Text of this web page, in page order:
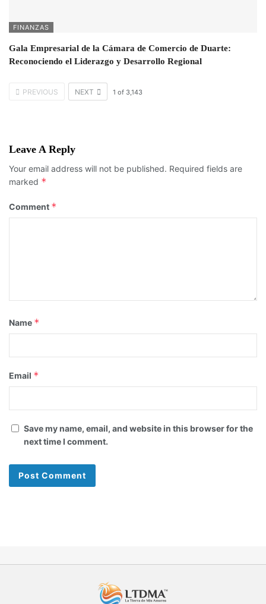
FINANZAS
Gala Empresarial de la Cámara de Comercio de Duarte:
Reconociendo el Liderazgo y Desarrollo Regional
PREVIOUS NEXT 1 of 3,143
Leave A Reply
Your email address will not be published. Required fields are
marked *
Comment *
Name *
Email *
Save my name, email, and website in this browser for the
next time I comment.